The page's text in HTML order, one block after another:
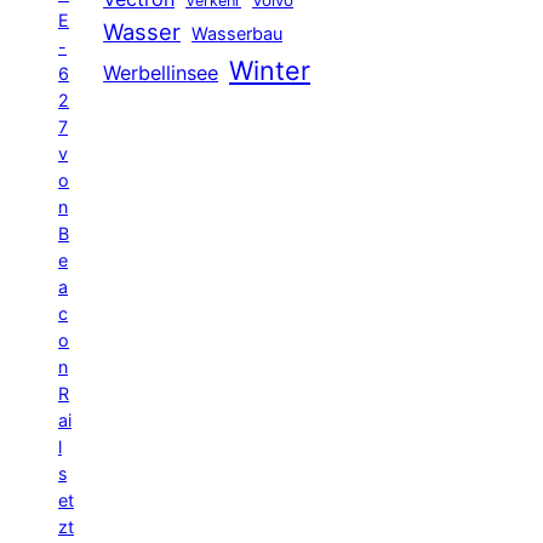
E
-
6
2
7
v
o
n
B
e
a
c
o
n
R
ai
l
s
et
zt
Wasser Wasserbau
Werbellinsee Winter